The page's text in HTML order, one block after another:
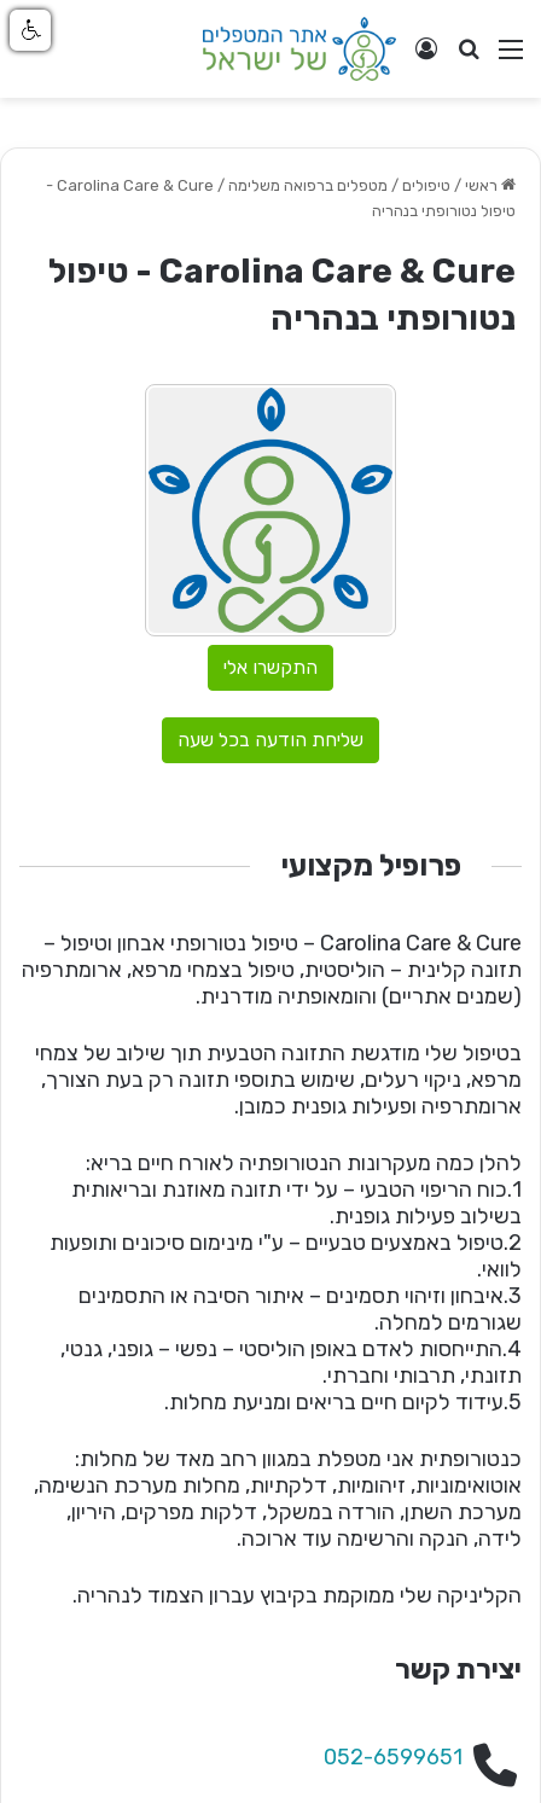
ניווט באתר
חפש התחבר
ראשי / טיפולים / מטפלים ברפואה משלימה /
Carolina Care & Cure -
טיפול נטורופתי בנהריה
Carolina Care & Cure - טיפול
נטורופתי בנהריה
התקשרו אלי
שליחת הודעה בכל שעה
פרופיל מקצועי
Carolina Care & Cure – טיפול נטורופתי אבחון וטיפול –
תזונה קלינית – הוליסטית, טיפול בצמחי מרפא, ארומתרפיה
(שמנים אתריים) והומאופתיה מודרנית.
בטיפול שלי מודגשת התזונה הטבעית תוך שילוב של צמחי
מרפא, ניקוי רעלים, שימוש בתוספי תזונה רק בעת הצורך,
ארומתרפיה ופעילות גופנית כמובן.
להלן כמה מעקרונות הנטורופתיה לאורח חיים בריא:
1.כוח הריפוי הטבעי – על ידי תזונה מאוזנת ובריאותית
בשילוב פעילות גופנית.
2.טיפול באמצעים טבעיים – ע"י מינימום סיכונים ותופעות
לוואי.
3.איבחון וזיהוי תסמינים – איתור הסיבה או התסמינים
שגורמים למחלה.
4.התייחסות לאדם באופן הוליסטי – נפשי – גופני, גנטי,
תזונתי, תרבותי וחברתי.
5.עידוד לקיום חיים בריאים ומניעת מחלות.
כנטורופתית אני מטפלת במגוון רחב מאד של מחלות:
אוטואימוניות, זיהומיות, דלקתיות, מחלות מערכת הנשימה,
מערכת השתן, הורדה במשקל, דלקות מפרקים, היריון,
לידה, הנקה והרשימה עוד ארוכה.
הקליניקה שלי ממוקמת בקיבוץ עברון הצמוד לנהריה.
יצירת קשר
052-6599651